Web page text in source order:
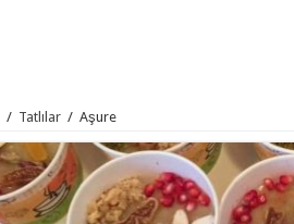
/ Tatlılar / Aşure